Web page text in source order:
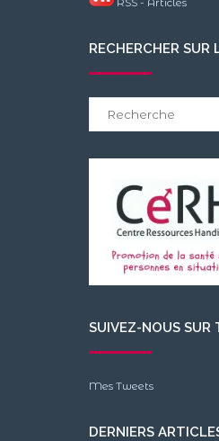
RECHERCHER SUR
SUIVEZ-NOUS SUR
Mes Tweets
DERNIERS